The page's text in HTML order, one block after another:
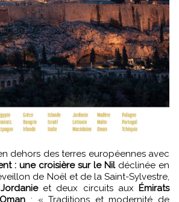
: une croisière sur le Nildéclinée en
de Noël et de la Saint-Sylvestre,
Jordanieet deux circuits aux Émirats
: « Traditions et modernité de